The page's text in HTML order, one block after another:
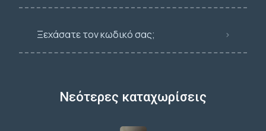
Ξεχάσατε τον κωδικό σας;
Νεότερες καταχωρίσεις